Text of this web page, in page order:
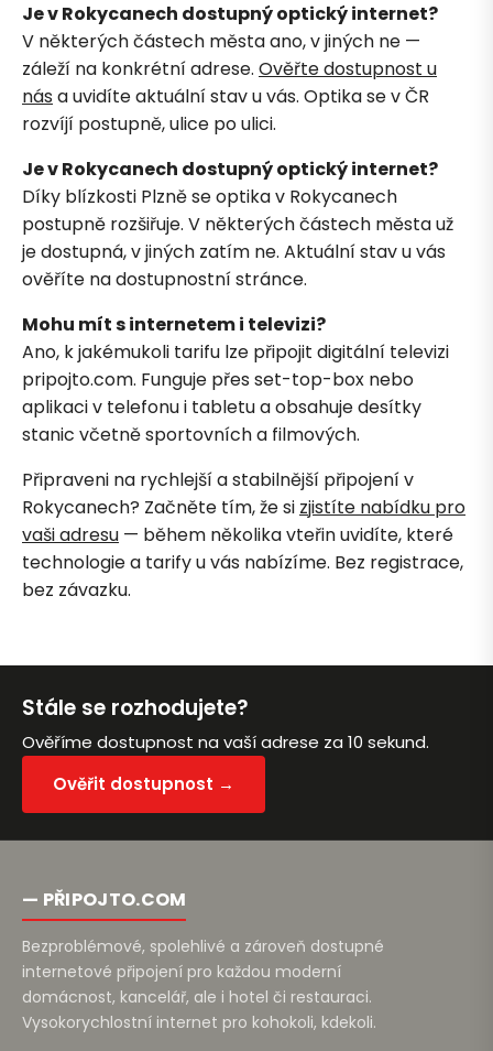
Je v Rokycanech dostupný optický internet?
V některých částech města ano, v jiných ne —
záleží na konkrétní adrese. Ověřte dostupnost u
nás a uvidíte aktuální stav u vás. Optika se v ČR
rozvíjí postupně, ulice po ulici.
Je v Rokycanech dostupný optický internet?
Díky blízkosti Plzně se optika v Rokycanech
postupně rozšiřuje. V některých částech města už
je dostupná, v jiných zatím ne. Aktuální stav u vás
ověříte na dostupnostní stránce.
Mohu mít s internetem i televizi?
Ano, k jakémukoli tarifu lze připojit digitální televizi
pripojto.com. Funguje přes set-top-box nebo
aplikaci v telefonu i tabletu a obsahuje desítky
stanic včetně sportovních a filmových.
Připraveni na rychlejší a stabilnější připojení v
Rokycanech? Začněte tím, že si zjistíte nabídku pro
vaši adresu — během několika vteřin uvidíte, které
technologie a tarify u vás nabízíme. Bez registrace,
bez závazku.
Stále se rozhodujete?
Ověříme dostupnost na vaší adrese za 10 sekund.
Ověřit dostupnost →
— PŘIPOJTO.COM
Bezproblémové, spolehlivé a zároveň dostupné
internetové připojení pro každou moderní
domácnost, kancelář, ale i hotel či restauraci.
Vysokorychlostní internet pro kohokoli, kdekoli.